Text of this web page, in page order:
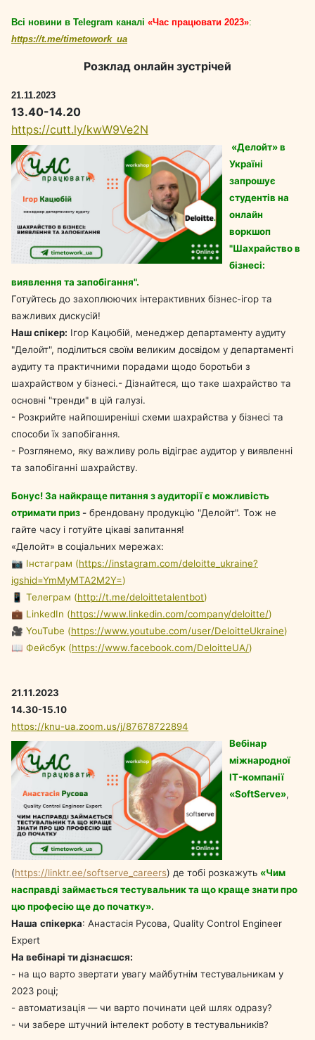
Всі новини в Telegram каналі «Час працювати 2023»:
https://t.me/timetowork_ ua
Розклад онлайн зустрічей
21.11.2023
13.40-14.20
https://cutt.ly/kwW9Ve2N
«Делойт» в
Україні
запрошує
студентів на
онлайн
воркшоп
"Шахрайство в
бізнесі:
виявлення та запобігання".
Готуйтесь до захоплюючих інтерактивних бізнес-ігор та
важливих дискусій!
Наш спікер: Ігор Кацюбій, менеджер департаменту аудиту
"Делойт", поділиться своїм великим досвідом у департаменті
аудиту та практичними порадами щодо боротьби з
шахрайством у бізнесі.- Дізнайтеся, що таке шахрайство та
основні "тренди" в цій галузі.
- Розкрийте найпоширеніші схеми шахрайства у бізнесі та
способи їх запобігання.
- Розглянемо, яку важливу роль відіграє аудитор у виявленні
та запобіганні шахрайству.
Бонус! За найкраще питання з аудиторії є можливість
отримати приз - брендовану продукцію "Делойт". Тож не
гайте часу і готуйте цікаві запитання!
«Делойт» в соціальних мережах:
📷 Інстаграм (https://instagram.com/deloitte_ukraine?
igshid=YmMyMTA2M2Y=)
📱 Телеграм (http://t.me/deloittetalentbot)
💼 LinkedIn (https://www.linkedin.com/company/deloitte/)
🎥 YouTube (https://www.youtube.com/user/DeloitteUkraine)
📖 Фейсбук (https://www.facebook.com/DeloitteUA/)
21.11.2023
14.30-15.10
https://knu-ua.zoom.us/j/87678722894
Вебінар
міжнародної
IT-компанії
«SoftServe»,
(https://linktr.ee/softserve_careers) де тобі розкажуть «Чим
насправді займається тестувальник та що краще знати про
цю професію ще до початку».
Наша спікерка: Анастасія Русова, Quality Control Engineer
Expert
На вебінарі ти дізнаєшся:
- на що варто звертати увагу майбутнім тестувальникам у
2023 році;
- автоматизація — чи варто починати цей шлях одразу?
- чи забере штучний інтелект роботу в тестувальників?